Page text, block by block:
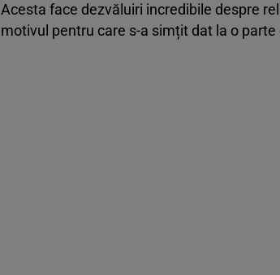
Acesta face dezvăluiri incredibile despre
motivul pentru care s-a simțit dat la o